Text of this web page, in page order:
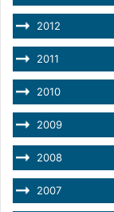
2012
2011
2010
2009
2008
2007